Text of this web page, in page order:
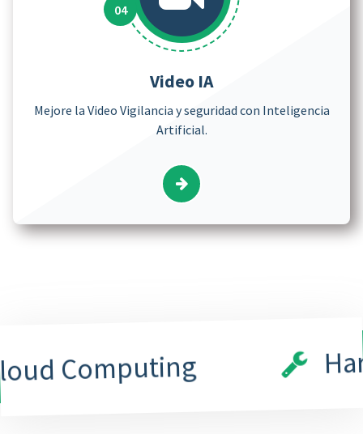
Video IA
Mejore la Video Vigilancia y seguridad con Inteligencia
Artificial.
Computing